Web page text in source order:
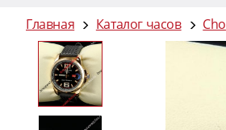
Главная
Каталог часов